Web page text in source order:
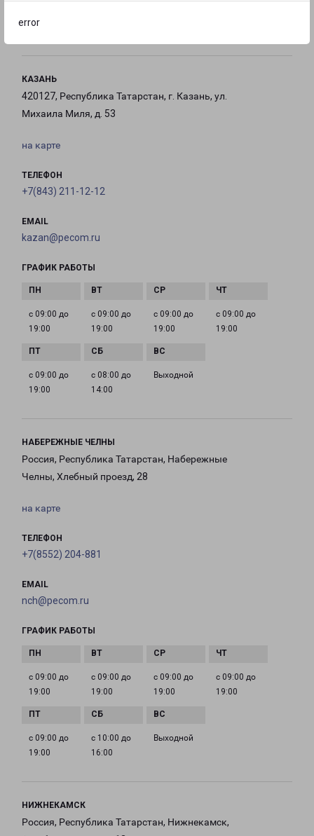
error
18:00
КАЗАНЬ
420127, Республика Татарстан, г. Казань, ул.
Михаила Миля, д. 53
на карте
ТЕЛЕФОН
+7(843) 211-12-12
EMAIL
kazan@pecom.ru
ГРАФИК РАБОТЫ
с 09:00 до
19:00
с 09:00 до
19:00
с 09:00 до
19:00
с 09:00 до
19:00
с 09:00 до
19:00
с 08:00 до
14:00
Выходной
НАБЕРЕЖНЫЕ ЧЕЛНЫ
Россия, Республика Татарстан, Набережные
Челны, Хлебный проезд, 28
на карте
ТЕЛЕФОН
+7(8552) 204-881
EMAIL
nch@pecom.ru
ГРАФИК РАБОТЫ
с 09:00 до
19:00
с 09:00 до
19:00
с 09:00 до
19:00
с 09:00 до
19:00
с 09:00 до
19:00
с 10:00 до
16:00
Выходной
НИЖНЕКАМСК
Россия, Республика Татарстан, Нижнекамск,